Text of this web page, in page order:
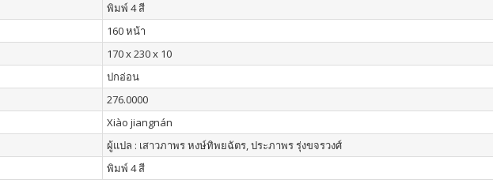
พิมพ์ 4 สี
160 หน้า
170 x 230 x 10
ปกอ่อน
276.0000
Xiào jiangnán
ผู้แปล : เสาวภาพร หงษ์ทิพยฉัตร, ประภาพร รุ่งขจรวงศ์
พิมพ์ 4 สี